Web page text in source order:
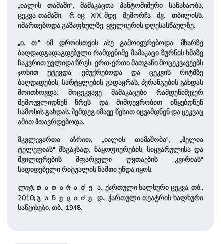
„იალის თამაში", მამაკაცთა პანტომიმური სანახაობა,
ცეკვა-თამაში, რ-იც XIX-მდე შემორჩა ძვ. თბილისს.
იმართებოდა გაზაფხულზე, ყველიერის დღესასწაულზე.
„ი. თ." იმ დროისთვის ასე გამოიყურებოდა: მხარზე
ბაღდადგადაგდებული რამდენიმე მამაკაცი ზურნის ხმაზე
ჩაკვრით უვლიდა წრეს. ერთ-ერთი მათგანი მოცეკვავეებს
ჯოხით უტევდა, ემუქრებოდა და ცეკვის რიტმზე
ბაღდადების, სარტყლების გადაყრას, პერანგების გახდას
მოითხოვდა. მოცეკვავე მამაკაცები რამდენიმეჯერ
შემოუვლიდნენ წრეს და მიმდევრობით იწყებდნენ
სამოსის გახდას. შემდეგ იმავე წესით იცვამდნენ და ცეკვაც
ამით მთავრდებოდა.
მკვლევართა აზრით, „იალის თამაშობა", „მელია
ტელეფიას" მსგავსად, ნაყოფიერების, სიყვარულისა და
შვილიერების მფარველი ღვთაების „კვირიას"
სადიდებელი რიტუალის ნაშთი უნდა იყოს.
ლიტ.:თათარაძე
ა., ქართული ხალხური ცეკვა, თბ.,
2010; ჯანელიძე
დ., ქართული თეატრის ხალხური
საწყისები, თბ., 1948.